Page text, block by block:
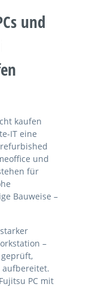
und
kaufen
IT eine
und
für
Bauweise –
–
PC mit